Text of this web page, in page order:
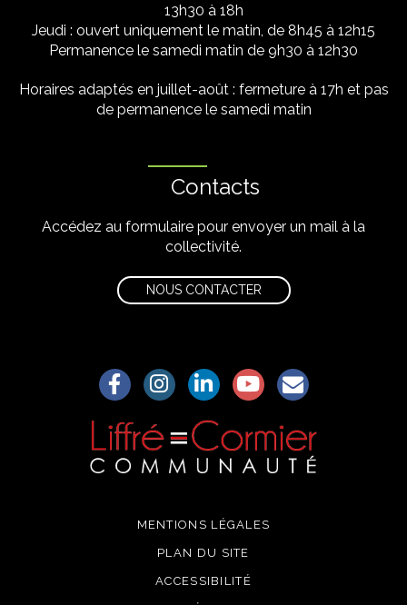
13h30 à 18h
Jeudi : ouvert uniquement le matin, de 8h45 à 12h15
Permanence le samedi matin de 9h30 à 12h30
Horaires adaptés en juillet-août : fermeture à 17h et pas
de permanence le samedi matin
Contacts
Accédez au formulaire pour envoyer un mail à la
collectivité.
NOUS CONTACTER
Lien vers le compte Facebook
Lien vers le compte Instagram
Lien vers le compte Linkedin
Lien vers la chaîne
S'aWonner à
MENTIONS LÉGALES
PLAN DU SITE
ACCESSIBILITÉ